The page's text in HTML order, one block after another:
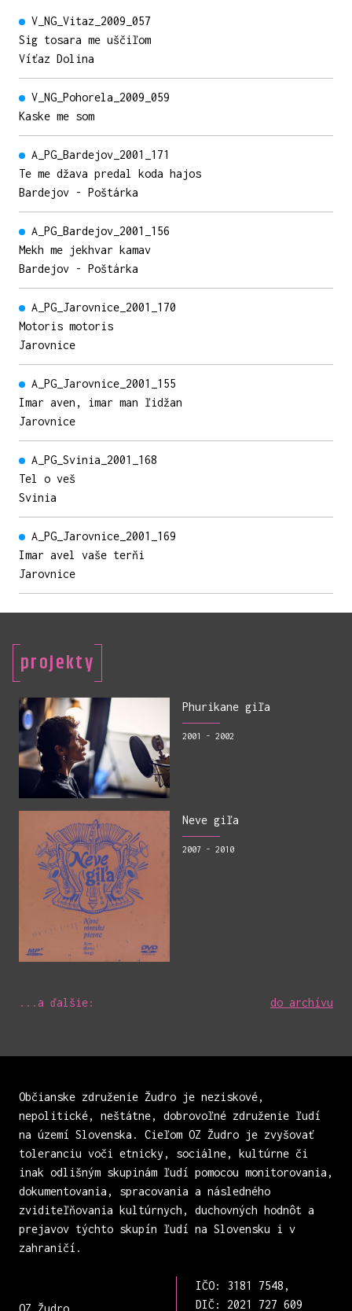
V_NG_Vitaz_2009_057
Sig tosara me uščiľom
Víťaz Dolina
V_NG_Pohorela_2009_059
Kaske me som
A_PG_Bardejov_2001_171
Te me džava predal koda hajos
Bardejov - Poštárka
A_PG_Bardejov_2001_156
Mekh me jekhvar kamav
Bardejov - Poštárka
A_PG_Jarovnice_2001_170
Motoris motoris
Jarovnice
A_PG_Jarovnice_2001_155
Imar aven, imar man ľidžan
Jarovnice
A_PG_Svinia_2001_168
Tel o veš
Svinia
A_PG_Jarovnice_2001_169
Imar avel vaše terňi
Jarovnice
projekty
Phurikane giľa
2001 - 2002
Neve giľa
2007 - 2010
...a ďalšie: do archívu
Občianske združenie Žudro je neziskové,
nepolitické, neštátne, dobrovoľné združenie ľudí
na území Slovenska. Cieľom OZ Žudro je zvyšovať
toleranciu voči etnicky, sociálne, kultúrne či
inak odlišným skupinám ľudí pomocou monitorovania,
dokumentovania, spracovania a následného
zviditeľňovania kultúrnych, duchovných hodnôt a
prejavov týchto skupín ľudí na Slovensku i v
zahraničí.
OZ Žudro
IČO: 3181 7548,
DIČ: 2021 727 609